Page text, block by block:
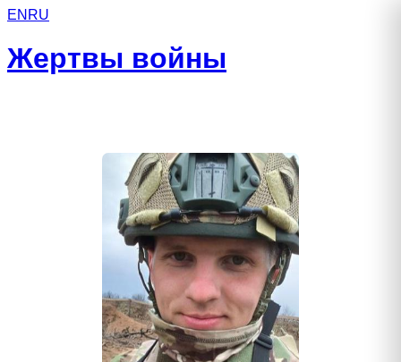
EN RU
Жертвы войны